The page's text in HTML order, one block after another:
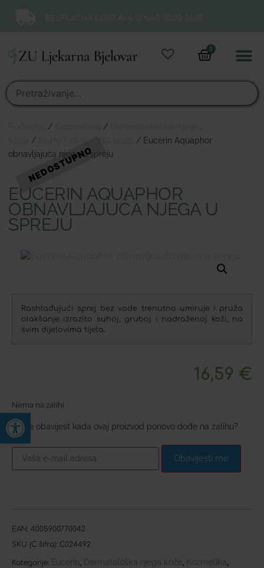
Open toolbar
0
/ /
/
/ Eucerin Aquaphor
obnavljajuća njega u spreju
EUCERIN AQUAPHOR
OBNAVLJAJUĆA NJEGA U
SPREJU
Rashlađujući sprej bez vode trenutno umiruje i pruža
olakšanje izrazito suhoj, gruboj i nadraženoj koži, na
svim dijelovima tijela.
16,59 €
Nema na zalihi
Želite obavijest kada ovaj proizvod ponovo dođe na zalihu?
Obavijesti me
EAN: 4005900770042
SKU (C šifra): C024492
Kategorije: Eucerin, Dermatološka njega kože, Kozmetika,